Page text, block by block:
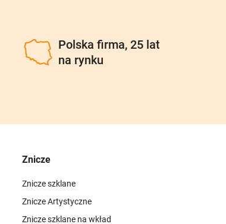
Polska firma, 25 lat
na rynku
Znicze
Znicze szklane
Znicze Artystyczne
Znicze szklane na wkład